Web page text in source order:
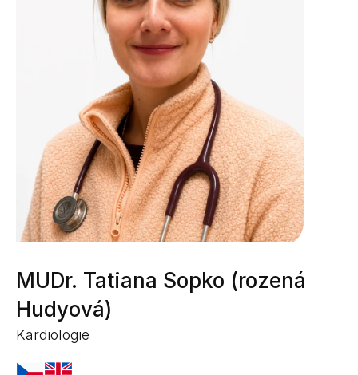
MUDr. Tatiana Sopko (rozená
Hudyová)
Kardiologie